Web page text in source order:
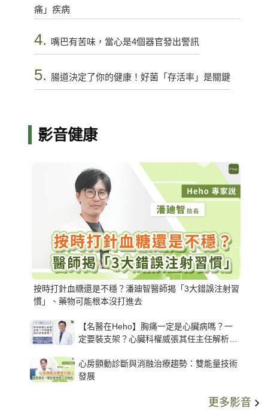
痛」疾病
4. 嘴巴有苦味，當心是4個器官發出警訊
5. 腸道決定了你的健康！好菌「存活率」是關鍵
影音健康
按時打針血糖還是不穩？潘廸智醫師揭「3大錯誤注射習
慣」、藥物可能根本沒打進去
【名醫在Heho】胸痛一定是心臟病嗎？一
定要裝支架？心臟科權威張其任主任解析支
心房顫動診斷與消融治療趨勢：雙能量技術
發展
更多影音